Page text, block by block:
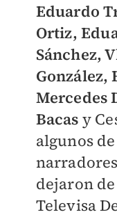
Eduardo
Ortiz,
Sánchez,
González,
Mercedes
Bacas y
algunos
dejaron
Televisa